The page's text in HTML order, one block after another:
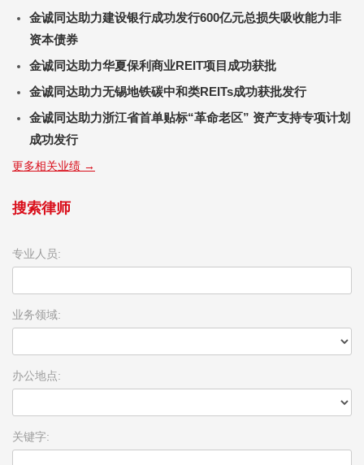
金诚同达助力建设银行成功发行600亿元总损失吸收能力非
资本债券
金诚同达助力华夏保利商业REIT项目成功获批
金诚同达助力无锡地铁碳中和类REITs成功获批发行
金诚同达助力浙江省首单贴标“革命老区” 资产支持专项计划
成功发行
更多相关业绩 →
搜索律师
专业人员:
业务领域:
办公地点:
关键字: